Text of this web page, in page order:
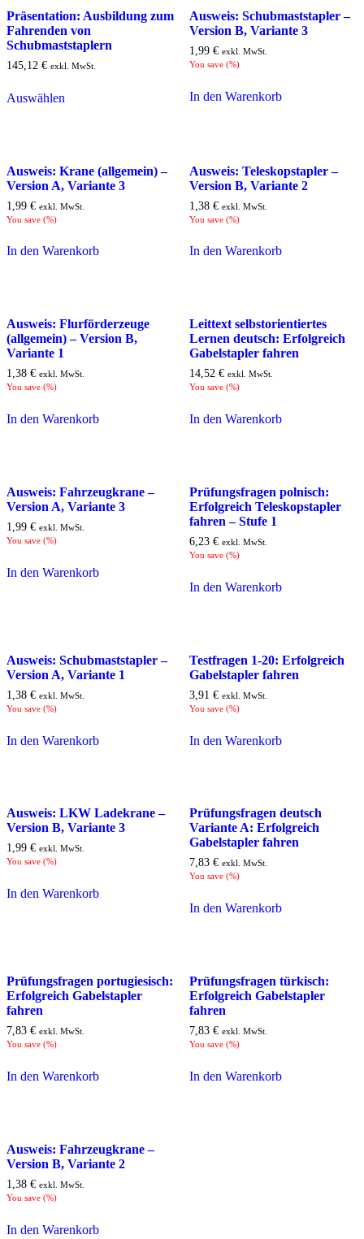
Präsentation: Ausbildung zum
Fahrenden von
Schubmaststaplern
145,12 € exkl. MwSt.
Auswählen
Ausweis: Schubmaststapler –
Version B, Variante 3
1,99 € exkl. MwSt.
You save (%)
In den Warenkorb
Ausweis: Krane (allgemein) –
Version A, Variante 3
1,99 € exkl. MwSt.
You save (%)
In den Warenkorb
Ausweis: Teleskopstapler –
Version B, Variante 2
1,38 € exkl. MwSt.
You save (%)
In den Warenkorb
Ausweis: Flurförderzeuge
(allgemein) – Version B,
Variante 1
1,38 € exkl. MwSt.
You save (%)
In den Warenkorb
Leittext selbstorientiertes
Lernen deutsch: Erfolgreich
Gabelstapler fahren
14,52 € exkl. MwSt.
You save (%)
In den Warenkorb
Ausweis: Fahrzeugkrane –
Version A, Variante 3
1,99 € exkl. MwSt.
You save (%)
In den Warenkorb
Prüfungsfragen polnisch:
Erfolgreich Teleskopstapler
fahren – Stufe 1
6,23 € exkl. MwSt.
You save (%)
In den Warenkorb
Ausweis: Schubmaststapler –
Version A, Variante 1
1,38 € exkl. MwSt.
You save (%)
In den Warenkorb
Testfragen 1-20: Erfolgreich
Gabelstapler fahren
3,91 € exkl. MwSt.
You save (%)
In den Warenkorb
Ausweis: LKW Ladekrane –
Version B, Variante 3
1,99 € exkl. MwSt.
You save (%)
In den Warenkorb
Prüfungsfragen deutsch
Variante A: Erfolgreich
Gabelstapler fahren
7,83 € exkl. MwSt.
You save (%)
In den Warenkorb
Prüfungsfragen portugiesisch:
Erfolgreich Gabelstapler
fahren
7,83 € exkl. MwSt.
You save (%)
In den Warenkorb
Prüfungsfragen türkisch:
Erfolgreich Gabelstapler
fahren
7,83 € exkl. MwSt.
You save (%)
In den Warenkorb
Ausweis: Fahrzeugkrane –
Version B, Variante 2
1,38 € exkl. MwSt.
You save (%)
In den Warenkorb